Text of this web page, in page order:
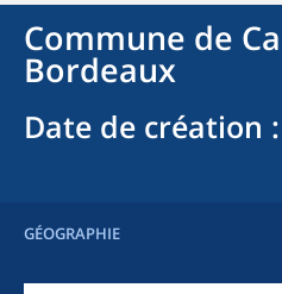
Commune de
Bordeaux
Date de création
GÉOGRAPHIE